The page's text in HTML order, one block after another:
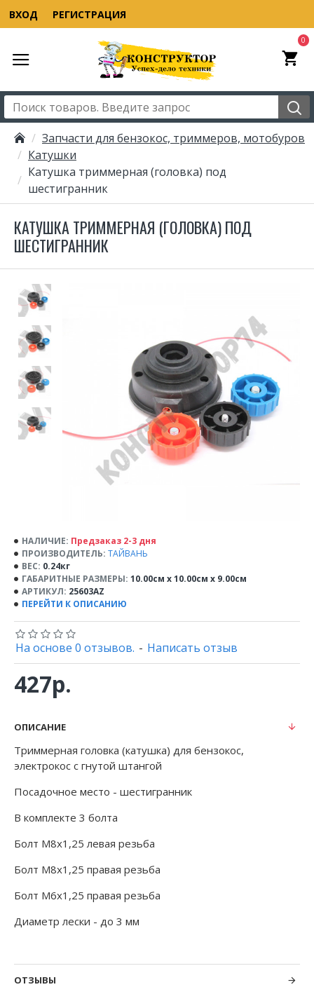
ВХОД РЕГИСТРАЦИЯ
0
Запчасти для бензокос, триммеров, мотобуров
Катушки
Катушка триммерная (головка) под
шестигранник
КАТУШКА ТРИММЕРНАЯ (ГОЛОВКА) ПОД
ШЕСТИГРАННИК
НАЛИЧИЕ: Предзаказ 2-3 дня
ПРОИЗВОДИТЕЛЬ: ТАЙВАНЬ
ВЕС: 0.24кг
ГАБАРИТНЫЕ РАЗМЕРЫ: 10.00см x 10.00см x 9.00см
АРТИКУЛ: 25603AZ
ПЕРЕЙТИ К ОПИСАНИЮ
На основе 0 отзывов. - Написать отзыв
427р.
ОПИСАНИЕ
Триммерная головка (катушка) для бензокос,
электрокос с гнутой штангой
Посадочное место - шестигранник
В комплекте 3 болта
Болт M8x1,25 левая резьба
Болт M8x1,25 правая резьба
Болт M6x1,25 правая резьба
Диаметр лески - до 3 мм
ОТЗЫВЫ